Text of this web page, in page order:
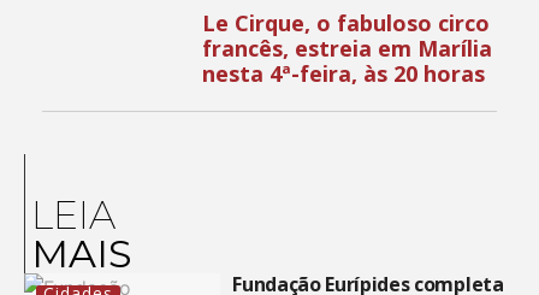
Le Cirque, o fabuloso circo
francês, estreia em Marília
nesta 4ª-feira, às 20 horas
LEIA
MAIS
Fundação Eurípides completa